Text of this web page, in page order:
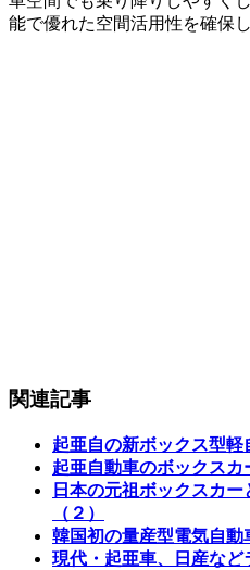
能で優れた空間活用性を確保し
関連記事
起亜自の新ボックス型
起亜自動車のボックス
日本の元祖ボックスカー
（２）
韓国初の量産型電気自
現代・起亜車、日産な